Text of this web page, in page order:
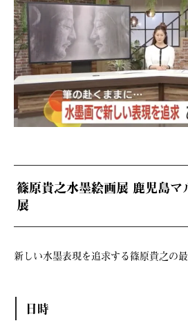
篠原貴之水墨絵画展 鹿児島マ
展
新しい水墨表現を追求する篠原貴之の最
日時